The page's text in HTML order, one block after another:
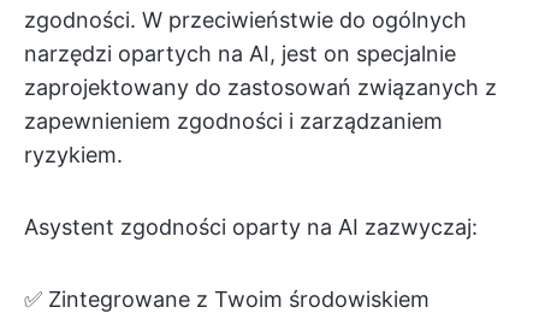
zgodności. W przeciwieństwie do ogólnych
narzędzi opartych na AI, jest on specjalnie
zaprojektowany do zastosowań związanych z
zapewnieniem zgodności i zarządzaniem
ryzykiem.
Asystent zgodności oparty na AI zazwyczaj:
✅ Zintegrowane z Twoim środowiskiem